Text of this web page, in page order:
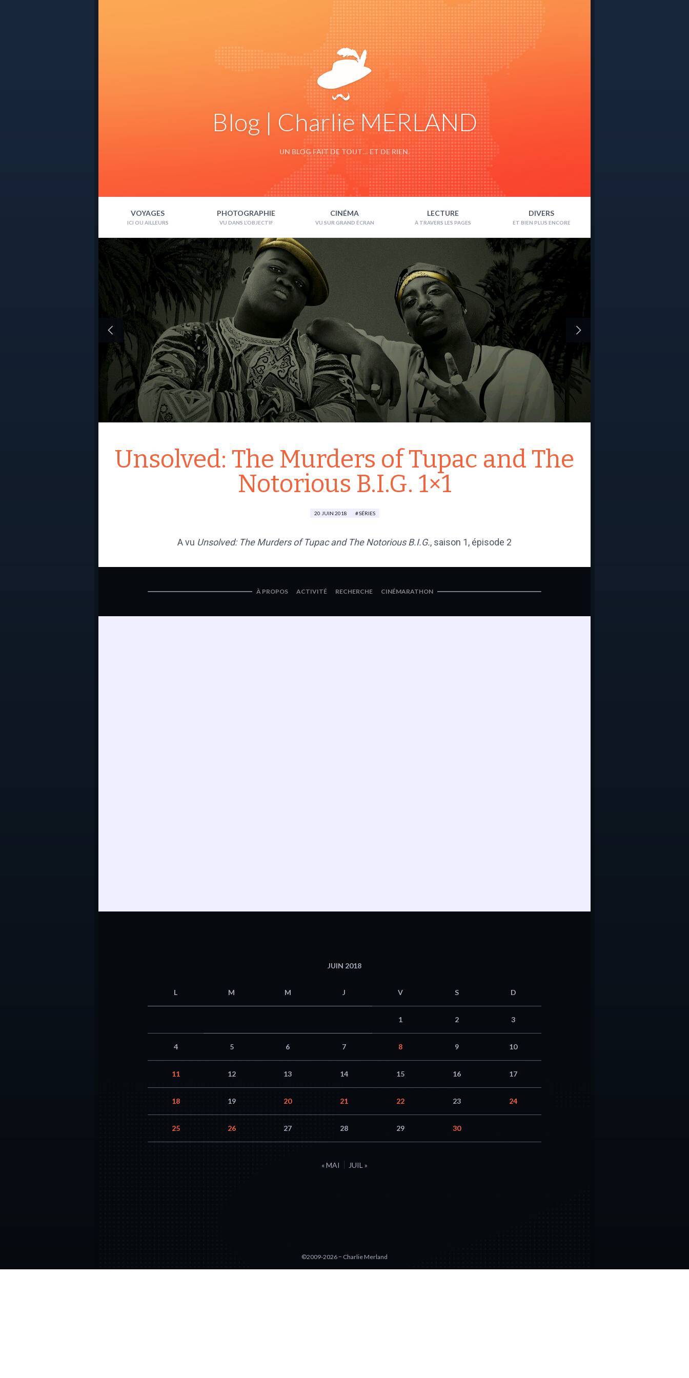
Blog | Charlie MERLAND
UN BLOG FAIT DE TOUT… ET DE RIEN.
VOYAGES PHOTOGRAPHIE CINÉMA LECTURE DIVERS
Unsolved: The Murders of Tupac and The
Notorious B.I.G. 1×1
20 JUIN 2018 SÉRIES
A vu Unsolved: The Murders of Tupac and The Notorious B.I.G., saison 1, épisode 2
À PROPOS ACTIVITÉ RECHERCHE CINÉMARATHON
JUIN 2018
L M M J V S D
1 2 3
4 5 6 7 8 9 10
11 12 13 14 15 16 17
18 19 20 21 22 23 24
25 26 27 28 29 30
« MAI JUIL »
©2009-2026 − Charlie Merland